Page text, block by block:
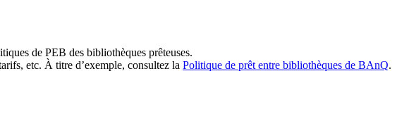
de PEB des bibliothèques prêteuses.
etc. À titre d’exemple, consultez la Politique de prêt entre bibliothèques de BAnQ.